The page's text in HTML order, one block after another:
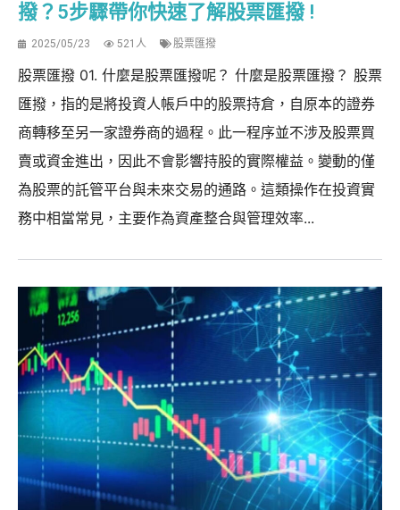
撥？5步驟帶你快速了解股票匯撥 !
2025/05/23 521人 股票匯撥
股票匯撥 01. 什麼是股票匯撥呢？ 什麼是股票匯撥？ 股票
匯撥，指的是將投資人帳戶中的股票持倉，自原本的證券
商轉移至另一家證券商的過程。此一程序並不涉及股票買
賣或資金進出，因此不會影響持股的實際權益。變動的僅
為股票的託管平台與未來交易的通路。這類操作在投資實
務中相當常見，主要作為資產整合與管理效率...